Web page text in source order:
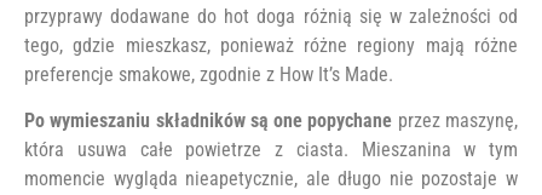
przyprawy dodawane do hot doga różnią się w zależności od
tego, gdzie mieszkasz, ponieważ różne regiony mają różne
preferencje smakowe, zgodnie z How It’s Made.
Po wymieszaniu składników są one popychane przez maszynę,
która usuwa całe powietrze z ciasta. Mieszanina w tym
momencie wygląda nieapetycznie, ale długo nie pozostaje w